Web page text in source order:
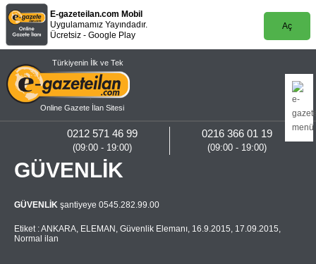
E-gazeteilan.com Mobil
Uygulamamız Yayındadır.
Ücretsiz - Google Play
Aç
Türkiyenin İlk ve Tek
Online Gazete İlan Sitesi
0216 366 01 19
(09:00 - 19:00)
0212 571 46 99
(09:00 - 19:00)
GÜVENLİK
GÜVENLİK şantiyeye 0545.282.99.00
Etiket :ANKARA, ELEMAN , Güvenlik Elemanı, 16.9.2015, 17.09.2015,
Normal ilan